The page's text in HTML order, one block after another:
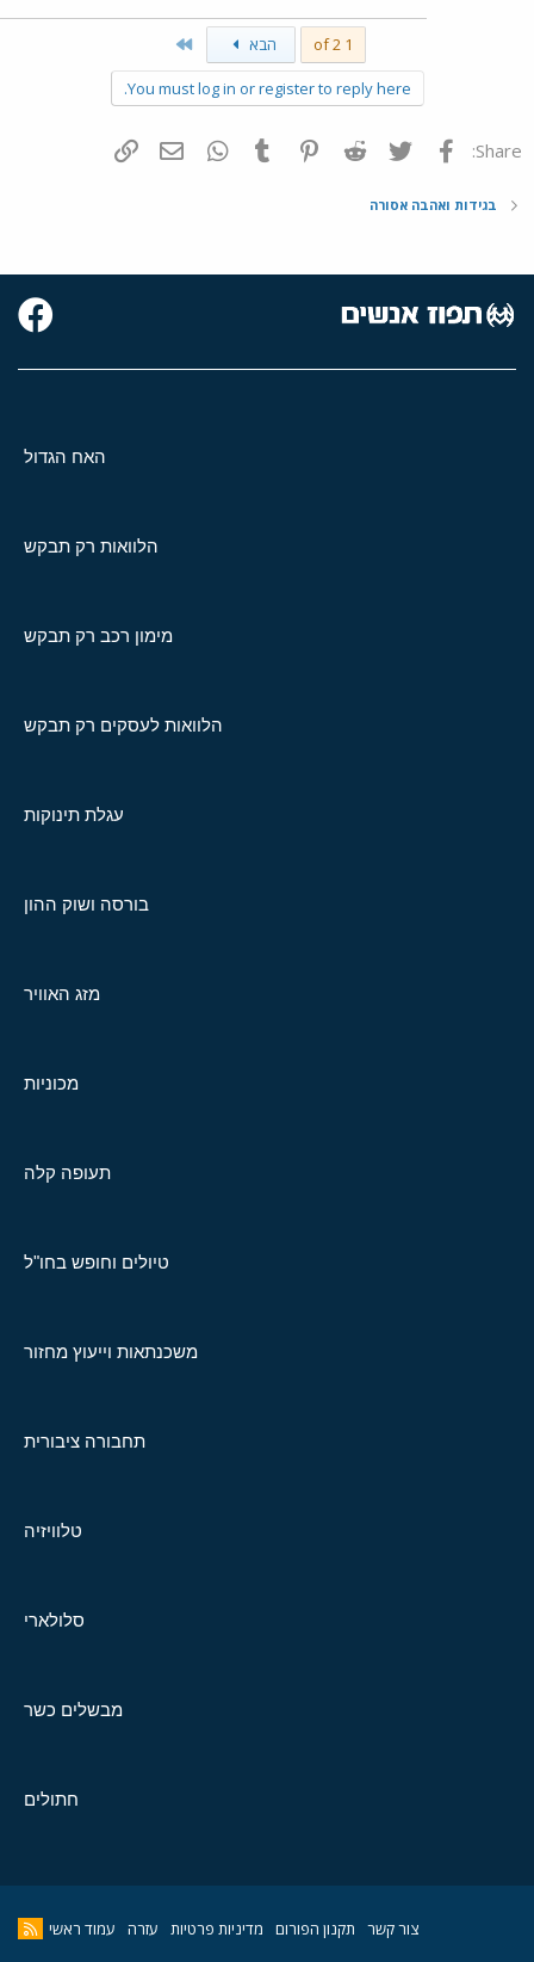
1 of 2 הבא
You must log in or register to reply here.
Share: פייסבוק Twitter
Reddit
Pinterest
Tumblr
WhatsAppדואר אלקטרוני
בגידות ואהבה אסורה
האח הגדול
הלוואות רק תבקש
מימון רכב רק תבקש
הלוואות לעסקים רק תבקש
עגלת תינוקות
בורסה ושוק ההון
מזג האוויר
מכוניות
תעופה קלה
טיולים וחופש בחו"ל
משכנתאות וייעוץ מחזור
תחבורה ציבורית
טלוויזיה
סלולארי
מבשלים כשר
חתולים
צור קשר תקנון הפורום מדיניות פרטיות עזרה עמוד ראשי